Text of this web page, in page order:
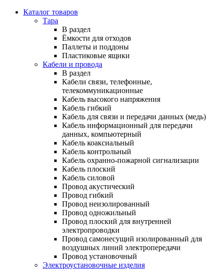
Каталог товаров
Тара
В раздел
Ёмкости для отходов
Паллеты и поддоны
Пластиковые ящики
Кабели и провода
В раздел
Кабели связи, телефонные,
телекоммуникационные
Кабель высокого напряжения
Кабель гибкий
Кабель для связи и передачи данных (медь)
Кабель информационный для передачи
данных, компьютерный
Кабель коаксиальный
Кабель контрольный
Кабель охранно-пожарной сигнализации
Кабель плоский
Кабель силовой
Провод акустический
Провод гибкий
Провод неизолированный
Провод одножильный
Провод плоский для внутренней
электропроводки
Провод самонесущий изолированный для
воздушных линий электропередачи
Провод установочный
Электроустановочные изделия